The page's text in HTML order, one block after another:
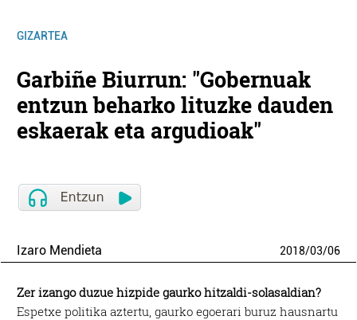
GIZARTEA
Garbiñe Biurrun: "Gobernuak
entzun beharko lituzke dauden
eskaerak eta argudioak"
Izaro Mendieta 2018/03/06
Zer izango duzue hizpide gaurko hitzaldi-solasaldian?
Espetxe politika aztertu, gaurko egoerari buruz hausnartu